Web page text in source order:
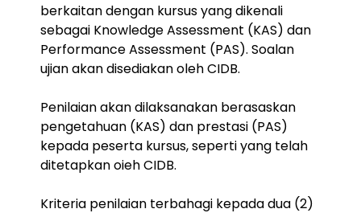
berkaitan dengan kursus yang dikenali
sebagai Knowledge Assessment (KAS) dan
Performance Assessment (PAS). Soalan
ujian akan disediakan oleh CIDB.
Penilaian akan dilaksanakan berasaskan
pengetahuan (KAS) dan prestasi (PAS)
kepada peserta kursus, seperti yang telah
ditetapkan oieh CIDB.
Kriteria penilaian terbahagi kepada dua (2)